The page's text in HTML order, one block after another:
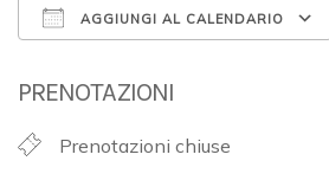
AGGIUNGI AL CALENDARIO
PRENOTAZIONI
Prenotazioni chiuse